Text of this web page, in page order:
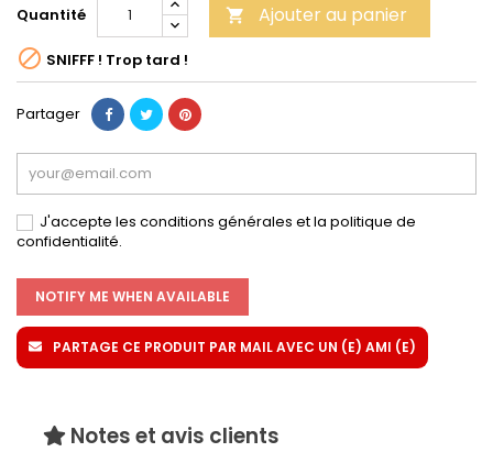
Quantité  Ajouter au panier
 SNIFFF ! Trop tard !
Partager
J'accepte les conditions générales et la politique de
confidentialité.
NOTIFY ME WHEN AVAILABLE
PARTAGE CE PRODUIT PAR MAIL AVEC UN (E) AMI (E)
Notes et avis clients